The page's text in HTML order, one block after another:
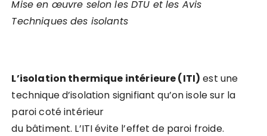
Mise en œuvre selon les DTU et les Avis
Techniques des isolants
L’isolation thermique intérieure (ITI) est une
technique d’isolation signifiant qu’on isole sur la
paroi coté intérieur
du bâtiment. L’ITI évite l’effet de paroi froide.